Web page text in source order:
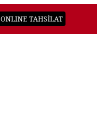
ONLINE TAHSİLAT